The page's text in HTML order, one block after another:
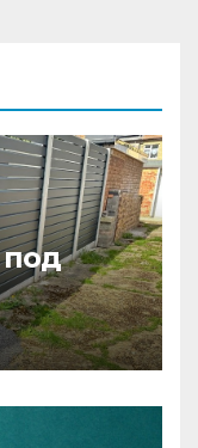
под